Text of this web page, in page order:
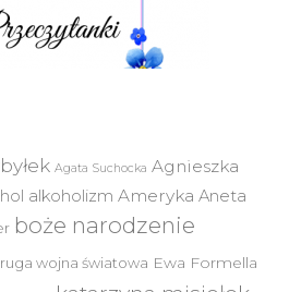
Agata Suchocka Agnieszka
alkoholizm Ameryka Aneta
boże narodzenie
wojna światowa Ewa Formella